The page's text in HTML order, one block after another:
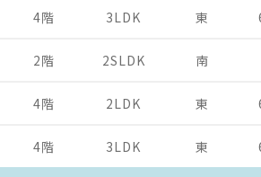
4階 3LDK 東
2階 2SLDK 南
4階 2LDK 東
4階 3LDK 東